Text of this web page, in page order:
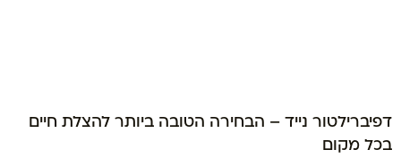
דפיברילטור נייד – הבחירה הטובה ביותר להצלת חיים
בכל מקום